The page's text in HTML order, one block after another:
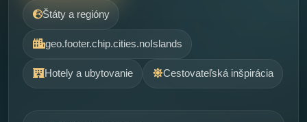
Štáty a regióny
geo.footer.chip.cities.noIslands
Hotely a ubytovanie Cestovateľská inšpirácia